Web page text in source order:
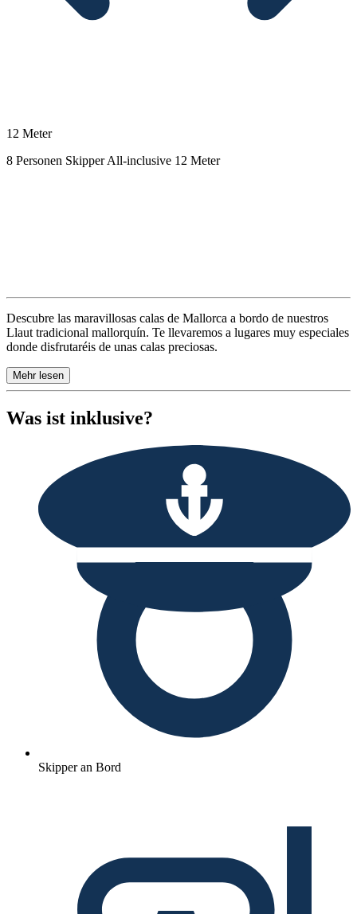
12 Meter
8 Personen Skipper All-inclusive 12 Meter
Beschreibung
Descubre las maravillosas calas de Mallorca a bordo de nuestros
Llaut tradicional mallorquín. Te llevaremos a lugares muy especiales
donde disfrutaréis de unas calas preciosas.
Mehr lesen
Was ist inklusive?
Skipper an Bord